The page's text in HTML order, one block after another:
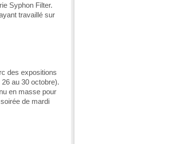
Syphon Filter.
travaillé sur
des expositions
au 30 octobre).
en masse pour
de mardi